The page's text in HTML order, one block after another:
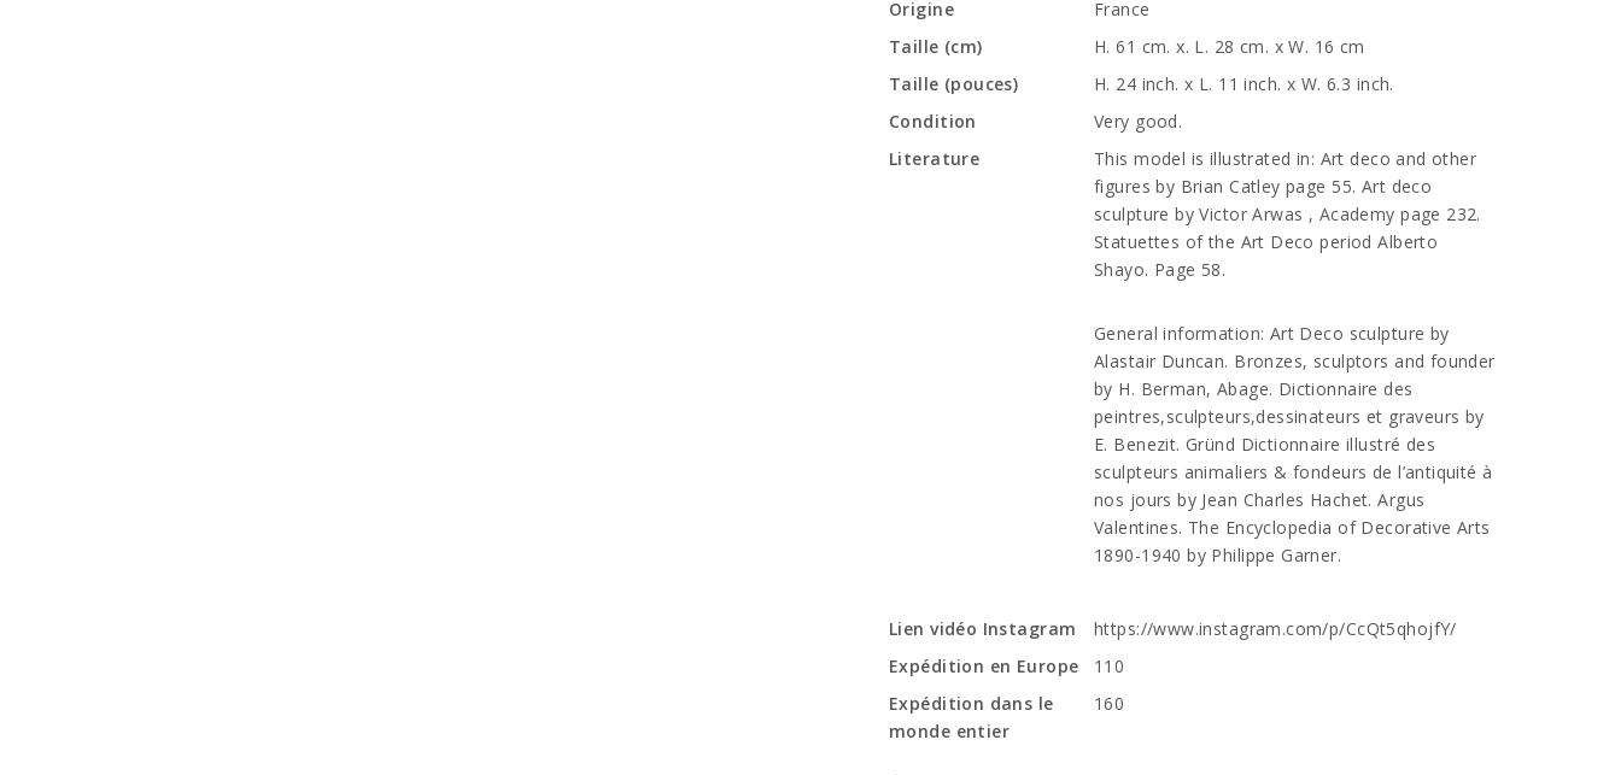
Origine
France
Taille (cm)
H. 61 cm. x. L. 28 cm. x W. 16 cm
Taille (pouces)
H. 24 inch. x L. 11 inch. x W. 6.3 inch.
Condition
Very good.
Literature
This model is illustrated in: Art deco and other
figures by Brian Catley page 55. Art deco
sculpture by Victor Arwas , Academy page 232.
Statuettes of the Art Deco period Alberto
Shayo. Page 58.
General information: Art Deco sculpture by
Alastair Duncan. Bronzes, sculptors and founder
by H. Berman, Abage. Dictionnaire des
peintres,sculpteurs,dessinateurs et graveurs by
E. Benezit. Gründ Dictionnaire illustré des
sculpteurs animaliers & fondeurs de l’antiquité à
nos jours by Jean Charles Hachet. Argus
Valentines. The Encyclopedia of Decorative Arts
1890-1940 by Philippe Garner.
Lien vidéo Instagram
https://www.instagram.com/p/CcQt5qhojfY/
Expédition en Europe
110
Expédition dans le
monde entier
160